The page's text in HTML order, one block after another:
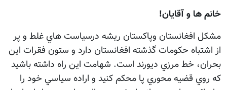
خانم ها و آقايان!
مشكل افغانستان وپاكستان ريشه درسياست هاي غلط و پر
از اشتباه حكومات گذشته افغانستان دارد و ستون فقرات اين
بحران، خط مرزي ديورند است. شهامت اين راه داشته باشيد
كه روي قضيه محوري پا محكم كنيد و اراده سياسي خود را